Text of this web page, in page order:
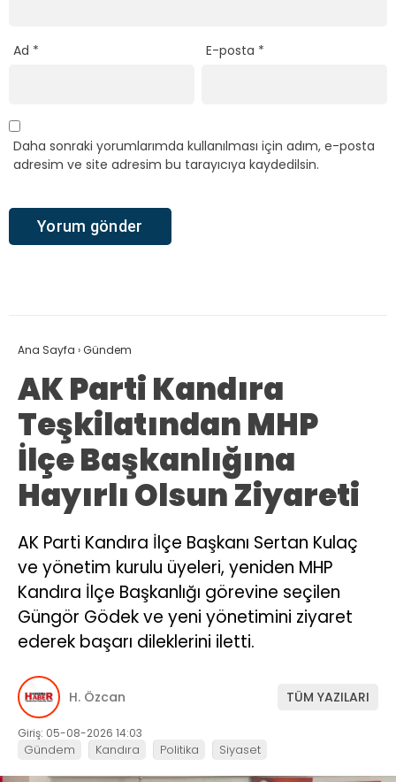
Ad * E-posta *
Daha sonraki yorumlarımda kullanılması için adım, e-posta
adresim ve site adresim bu tarayıcıya kaydedilsin.
Ana Sayfa ›Gündem
AK Parti Kandıra
Teşkilatından MHP
İlçe Başkanlığına
Hayırlı Olsun Ziyareti
AK Parti Kandıra İlçe Başkanı Sertan Kulaç
ve yönetim kurulu üyeleri, yeniden MHP
Kandıra İlçe Başkanlığı görevine seçilen
Güngör Gödek ve yeni yönetimini ziyaret
ederek başarı dileklerini iletti.
H. Özcan TÜM YAZILARI
Giriş: 05-08-2026 14:03
Gündem Kandıra Politika Siyaset